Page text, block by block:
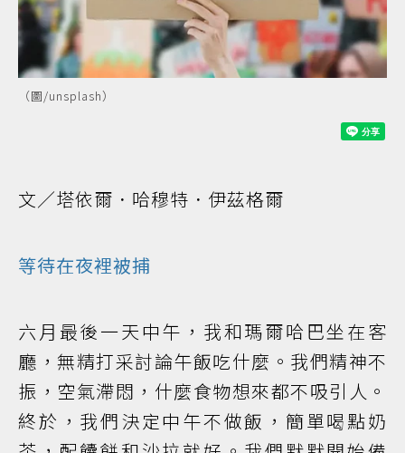
（圖/unsplash）
文／塔依爾．哈穆特．伊茲格爾
等待在夜裡被捕
六月最後一天中午，我和瑪爾哈巴坐在客
廳，無精打采討論午飯吃什麼。我們精神不
振，空氣滯悶，什麼食物想來都不吸引人。
終於，我們決定中午不做飯，簡單喝點奶